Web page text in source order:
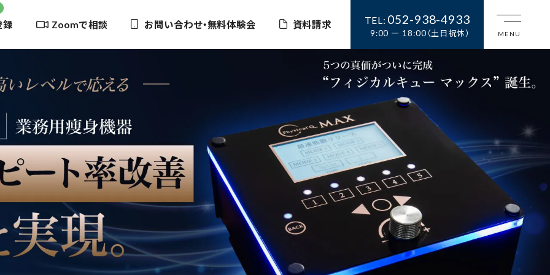
録 Zoomで相談 お問い合わせ・無料体験会 資料請求 TEL: 052-938-4933
9:00 ― 18:00（土日祝休）